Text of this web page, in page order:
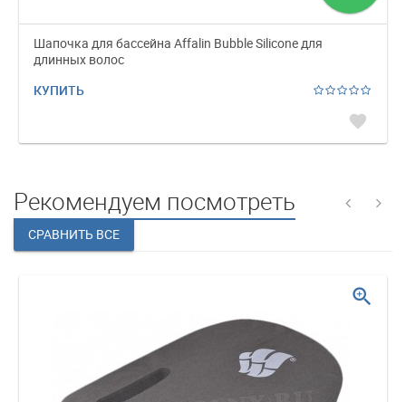
Шапочка для бассейна Affalin Bubble Silicone для
длинных волос
КУПИТЬ
favorite
Рекомендуем посмотреть
zoom_in